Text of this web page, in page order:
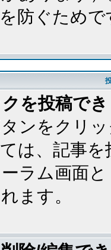
防ぐためで
を投稿で
ンをクリ
は、記事
ラム画面
ます。